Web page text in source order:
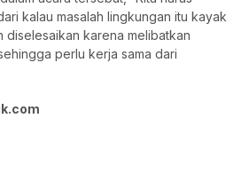
kalau masalah lingkungan itu kayak
diselesaikan karena melibatkan
perlu kerja sama dari